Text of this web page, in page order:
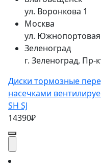
ул. Воронкова 1
Москва
ул. Южнопортовая
Зеленоград
г. Зеленоград, Пр-
Диски тормозные
насечками
SH SJ
14390₽